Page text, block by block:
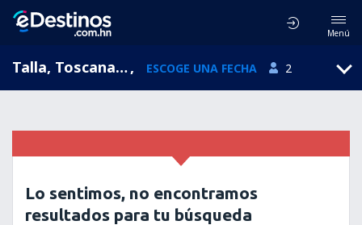
Menú
Talla, Toscana, Italia, ESCOGE UNA FECHA 2
Lo sentimos, no encontramos
resultados para tu búsqueda